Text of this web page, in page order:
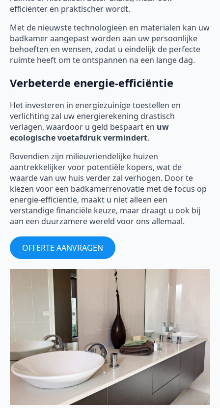
efficiënter en praktischer wordt.
Met de nieuwste technologieën en materialen kan uw
badkamer aangepast worden aan uw persoonlijke
behoeften en wensen, zodat u eindelijk de perfecte
ruimte heeft om te ontspannen na een lange dag.
Verbeterde energie-efficiëntie
Het investeren in energiezuinige toestellen en
verlichting zal uw energierekening drastisch
verlagen, waardoor u geld bespaart en uw
ecologische voetafdruk vermindert.
Bovendien zijn milieuvriendelijke huizen
aantrekkelijker voor potentiële kopers, wat de
waarde van uw huis verder zal verhogen. Door te
kiezen voor een badkamerrenovatie met de focus op
energie-efficiëntie, maakt u niet alleen een
verstandige financiële keuze, maar draagt u ook bij
aan een duurzamere wereld voor ons allemaal.
OFFERTE AANVRAGEN